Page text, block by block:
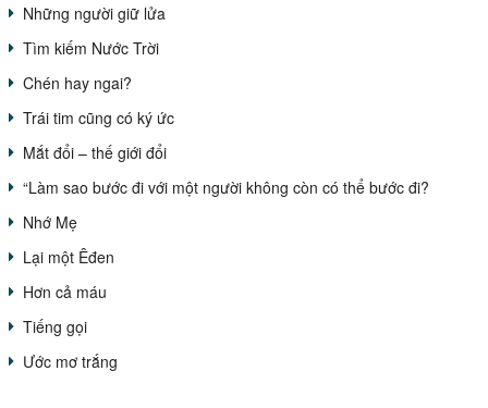
Những người giữ lửa
Tìm kiếm Nước Trời
Chén hay ngai?
Trái tim cũng có ký ức
Mắt đổi – thế giới đổi
“Làm sao bước đi với một người không còn có thể bước đi?
Nhớ Mẹ
Lại một Êđen
Hơn cả máu
Tiếng gọi
Ước mơ trắng